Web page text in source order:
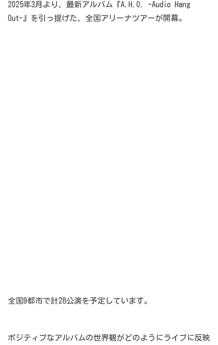
2025年3月より、最新アルバム『A.H.O. -Audio Hang
Out-』を引っ提げた、全国アリーナツアーが開幕。
全国9都市で計28公演を予定しています。
ポジティブなアルバムの世界観がどのようにライブに反映